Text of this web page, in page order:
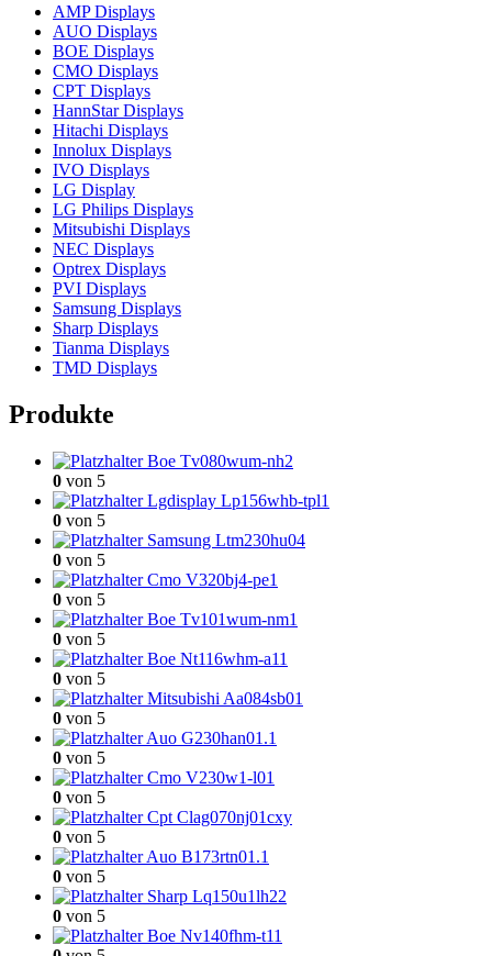
AMP Displays
AUO Displays
BOE Displays
CMO Displays
CPT Displays
HannStar Displays
Hitachi Displays
Innolux Displays
IVO Displays
LG Display
LG Philips Displays
Mitsubishi Displays
NEC Displays
Optrex Displays
PVI Displays
Samsung Displays
Sharp Displays
Tianma Displays
TMD Displays
Produkte
Boe Tv080wum-nh2
0 von 5
Lgdisplay Lp156whb-tpl1
0 von 5
Samsung Ltm230hu04
0 von 5
Cmo V320bj4-pe1
0 von 5
Boe Tv101wum-nm1
0 von 5
Boe Nt116whm-a11
0 von 5
Mitsubishi Aa084sb01
0 von 5
Auo G230han01.1
0 von 5
Cmo V230w1-l01
0 von 5
Cpt Clag070nj01cxy
0 von 5
Auo B173rtn01.1
0 von 5
Sharp Lq150u1lh22
0 von 5
Boe Nv140fhm-t11